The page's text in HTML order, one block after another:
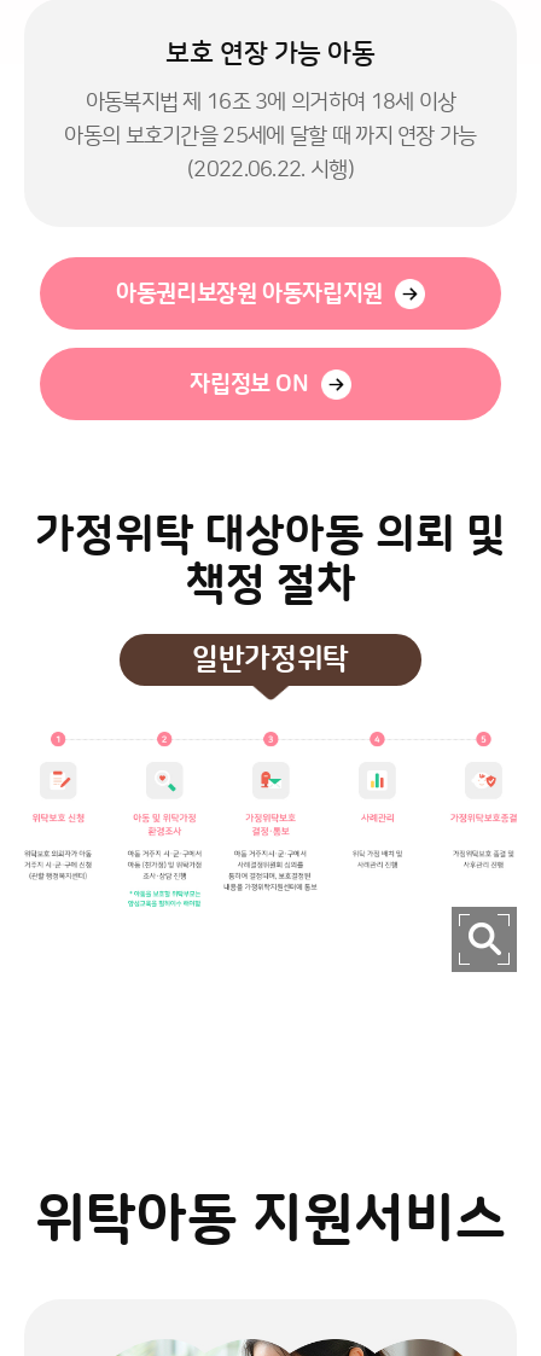
보호 연장 가능 아동
아동복지법 제 16조 3에 의거하여 18세 이상
아동의 보호기간을 25세에 달할 때 까지 연장 가능
(2022.06.22. 시행)
아동권리보장원 아동자립지원
자립정보 ON
가정위탁 대상아동 의뢰 및
책정 절차
일반가정위탁
위탁아동 지원서비스